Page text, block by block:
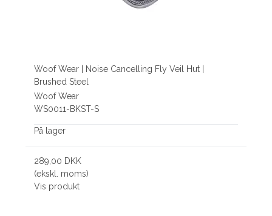
Woof Wear | Noise Cancelling Fly Veil Hut |
Brushed Steel
Woof Wear
WS0011-BKST-S
På lager
289,00 DKK
(ekskl. moms)
Vis produkt